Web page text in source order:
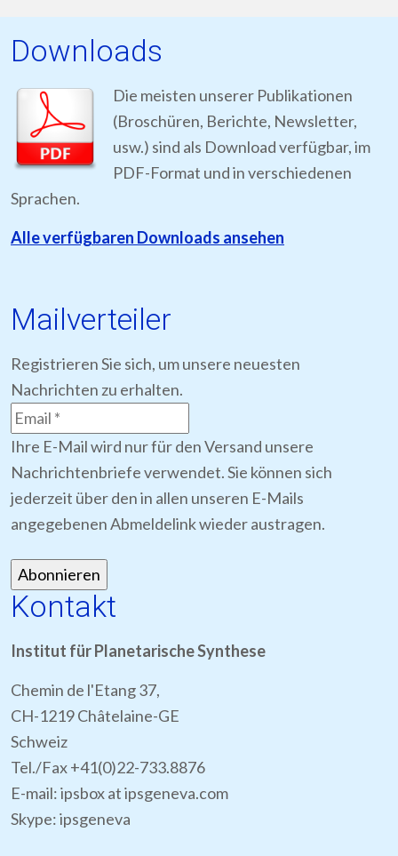
Downloads
Die meisten unserer Publikationen
(Broschüren, Berichte, Newsletter,
usw.) sind als Download verfügbar, im
PDF-Format und in verschiedenen
Sprachen.
Alle verfügbaren Downloads ansehen
Mailverteiler
Registrieren Sie sich, um unsere neuesten
Nachrichten zu erhalten.
Ihre E-Mail wird nur für den Versand unsere
Nachrichtenbriefe verwendet. Sie können sich
jederzeit über den in allen unseren E-Mails
angegebenen Abmeldelink wieder austragen.
Kontakt
Institut für Planetarische Synthese
Chemin de l'Etang 37,
CH-1219 Châtelaine-GE
Schweiz
Tel./Fax +41(0)22-733.8876
E-mail: ipsbox at ipsgeneva.com
Skype: ipsgeneva